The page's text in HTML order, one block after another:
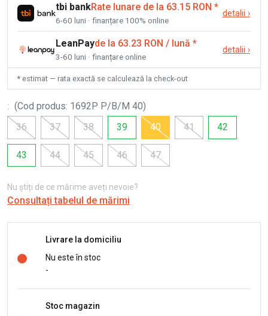
tbi bankRate lunare de la 63.15 RON *
6-60 luni · finanțare 100% online
detalii ›
LeanPayde la 63.23 RON / lună *
3-60 luni · finanțare online
detalii ›
* estimat — rata exactă se calculează la check-out
: (Cod produs: 1692P P/B/M 40)
36
37 38 39 40 41 42
43 44 45 46 47
Nu știți de ce mărime aveți nevoie?
Consultați tabelul de mărimi
Livrare la domiciliu
Nu este în stoc
-
Stoc magazin